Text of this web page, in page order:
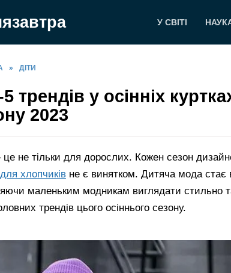
У СВІТІ
» ДІТИ
трендів у осінніх
2023
не тільки для дорослих. Кожен сезон
хлопчиків не є винятком. Дитяча мода стає
маленьким модникам виглядати стильно
трендів цього осіннього сезону.